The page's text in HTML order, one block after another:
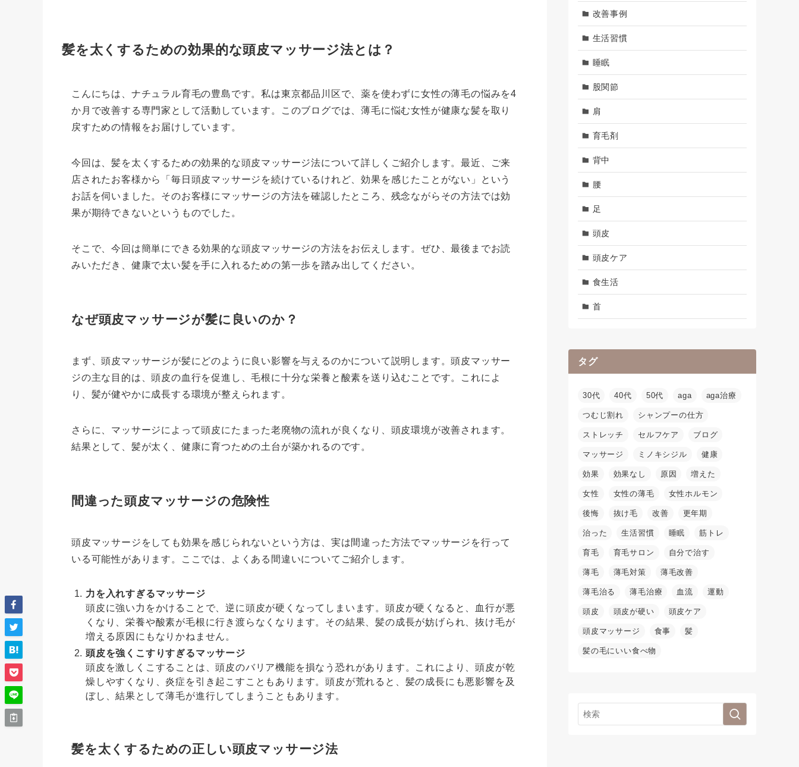
髪を太くするための効果的な頭皮マッサージ法とは？
こんにちは、ナチュラル育毛の豊島です。私は東京都品川区で、薬を使わずに女性の薄毛の悩みを4
か月で改善する専門家として活動しています。このブログでは、薄毛に悩む女性が健康な髪を取り
戻すための情報をお届けしています。
今回は、髪を太くするための効果的な頭皮マッサージ法について詳しくご紹介します。最近、ご来
店されたお客様から「毎日頭皮マッサージを続けているけれど、効果を感じたことがない」という
お話を伺いました。そのお客様にマッサージの方法を確認したところ、残念ながらその方法では効
果が期待できないというものでした。
そこで、今回は簡単にできる効果的な頭皮マッサージの方法をお伝えします。ぜひ、最後までお読
みいただき、健康で太い髪を手に入れるための第一歩を踏み出してください。
なぜ頭皮マッサージが髪に良いのか？
まず、頭皮マッサージが髪にどのように良い影響を与えるのかについて説明します。頭皮マッサー
ジの主な目的は、頭皮の血行を促進し、毛根に十分な栄養と酸素を送り込むことです。これによ
り、髪が健やかに成長する環境が整えられます。
さらに、マッサージによって頭皮にたまった老廃物の流れが良くなり、頭皮環境が改善されます。
結果として、髪が太く、健康に育つための土台が築かれるのです。
間違った頭皮マッサージの危険性
頭皮マッサージをしても効果を感じられないという方は、実は間違った方法でマッサージを行って
いる可能性があります。ここでは、よくある間違いについてご紹介します。
力を入れすぎるマッサージ
頭皮に強い力をかけることで、逆に頭皮が硬くなってしまいます。頭皮が硬くなると、血行が悪
くなり、栄養や酸素が毛根に行き渡らなくなります。その結果、髪の成長が妨げられ、抜け毛が
増える原因にもなりかねません。
頭皮を強くこすりすぎるマッサージ
頭皮を激しくこすることは、頭皮のバリア機能を損なう恐れがあります。これにより、頭皮が乾
燥しやすくなり、炎症を引き起こすこともあります。頭皮が荒れると、髪の成長にも悪影響を及
ぼし、結果として薄毛が進行してしまうこともあります。
髪を太くするための正しい頭皮マッサージ法
改善事例
生活習慣
睡眠
股関節
肩
育毛剤
背中
腰
足
頭皮
頭皮ケア
食生活
首
タグ
30代 40代 50代 aga aga治療
つむじ割れ シャンプーの仕方
ストレッチ セルフケア ブログ
マッサージ ミノキシジル 健康
効果 効果なし 原因 増えた
女性 女性の薄毛 女性ホルモン
後悔 抜け毛 改善 更年期
治った 生活習慣 睡眠 筋トレ
育毛 育毛サロン 自分で治す
薄毛 薄毛対策 薄毛改善
薄毛治る 薄毛治療 血流 運動
頭皮 頭皮が硬い 頭皮ケア
頭皮マッサージ 食事 髪
髪の毛にいい食べ物